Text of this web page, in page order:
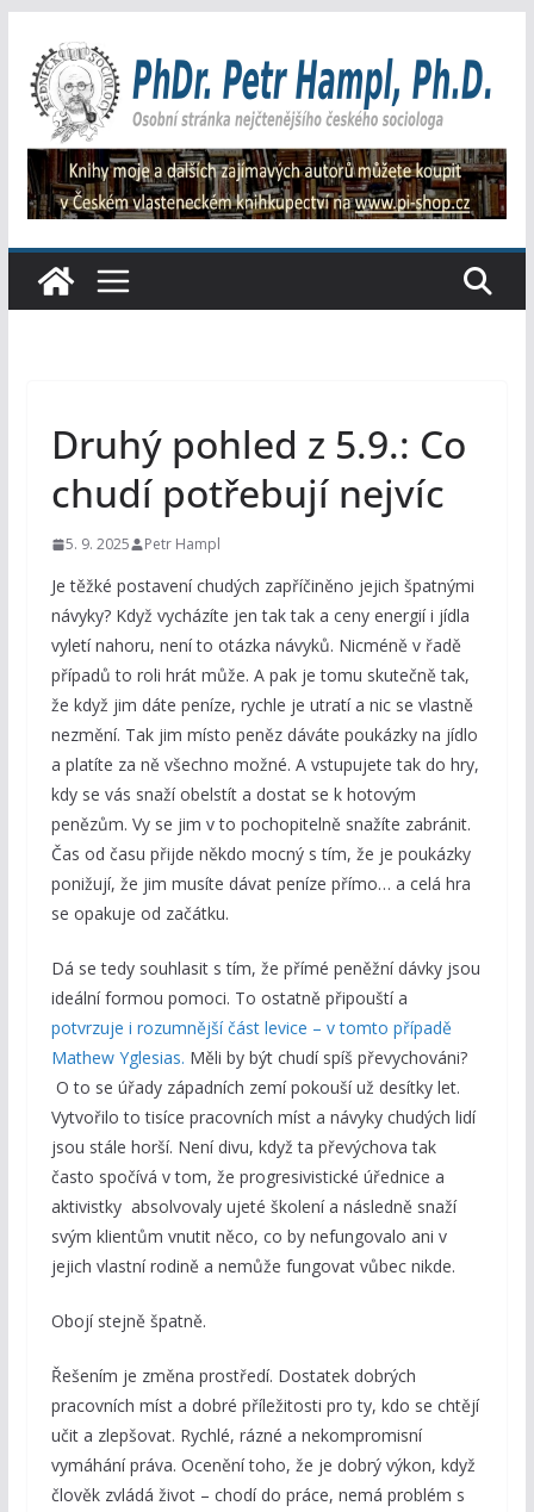
obsah
Druhý pohled z 5.9.: Co
chudí potřebují nejvíc
5. 9. 2025 Petr Hampl
Je těžké postavení chudých zapříčiněno jejich špatnými
návyky? Když vycházíte jen tak tak a ceny energií i jídla
vyletí nahoru, není to otázka návyků. Nicméně v řadě
případů to roli hrát může. A pak je tomu skutečně tak,
že když jim dáte peníze, rychle je utratí a nic se vlastně
nezmění. Tak jim místo peněz dáváte poukázky na jídlo
a platíte za ně všechno možné. A vstupujete tak do hry,
kdy se vás snaží obelstít a dostat se k hotovým
penězům. Vy se jim v to pochopitelně snažíte zabránit.
Čas od času přijde někdo mocný s tím, že je poukázky
ponižují, že jim musíte dávat peníze přímo… a celá hra
se opakuje od začátku.
Dá se tedy souhlasit s tím, že přímé peněžní dávky jsou
ideální formou pomoci. To ostatně připouští a
potvrzuje i rozumnější část levice – v tomto případě
Mathew Yglesias. Měli by být chudí spíš převychováni?
O to se úřady západních zemí pokouší už desítky let.
Vytvořilo to tisíce pracovních míst a návyky chudých lidí
jsou stále horší. Není divu, když ta převýchova tak
často spočívá v tom, že progresivistické úřednice a
aktivistky absolvovaly ujeté školení a následně snaží
svým klientům vnutit něco, co by nefungovalo ani v
jejich vlastní rodině a nemůže fungovat vůbec nikde.
Obojí stejně špatně.
Řešením je změna prostředí. Dostatek dobrých
pracovních míst a dobré příležitosti pro ty, kdo se chtějí
učit a zlepšovat. Rychlé, rázné a nekompromisní
vymáhání práva. Ocenění toho, že je dobrý výkon, když
člověk zvládá život – chodí do práce, nemá problém s